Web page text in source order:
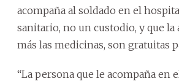
acompaña al soldado en el
sanitario, no un custodio, y que la
más las medicinas, son gratuitas
“La persona que le acompaña en